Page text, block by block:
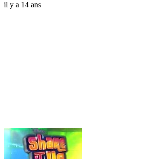
il y a 14 ans